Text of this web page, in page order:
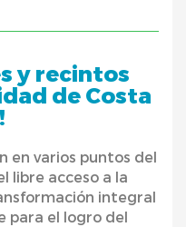
y recintos
de Costa
en varios puntos del
libre acceso a la
integral
para el logro del